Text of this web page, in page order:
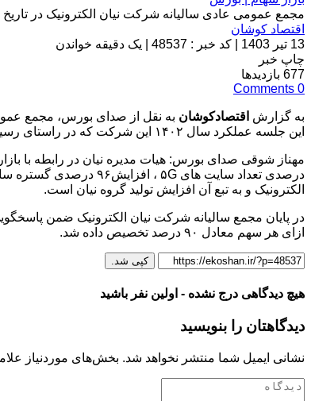
مجمع عمومی عادی سالیانه شرکت نیان الکترونیک در تاریخ ۱۱ تیرماه ۱۴۰۳ برگزار شد.
اقتصاد کوشان
13 تیر 1403
کد خبر : 48537
یک دقیقه خواندن
چاپ خبر
677 بازدیدها
0
Comments
به گزارش اقتصادکوشان
این جلسه عملکرد سال ۱۴۰۲ این شرکت که در راستای رسیدن به اهداف استراتژی انجام شده، ارائه شد.
الکترونیک و به تبع آن افزایش تولید گروه نیان است.
ازای هر سهم معادل ۹۰ درصد تخصیص داده شد.
کپی شد.
هیچ دیدگاهی درج نشده - اولین نفر باشید
دیدگاهتان را بنویسید
نشانی ایمیل شما منتشر نخواهد شد. بخش‌های موردنیاز